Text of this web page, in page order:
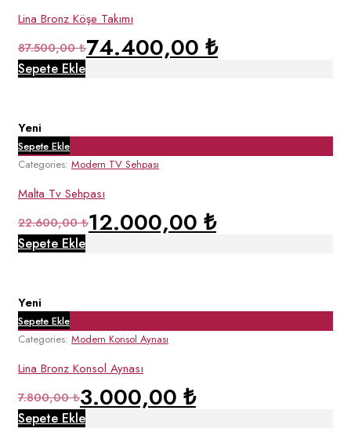
Lina Bronz Köşe Takımı
87.500,00₺74.400,00 ₺
Sepete Ekle
Yeni
Sepete Ekle
Categories: Modern TV Sehpası
Malta Tv Sehpası
22.600,00₺12.000,00 ₺
Sepete Ekle
Yeni
Sepete Ekle
Categories: Modern Konsol Aynası
Lina Bronz Konsol Aynası
7.800,00₺3.000,00 ₺
Sepete Ekle